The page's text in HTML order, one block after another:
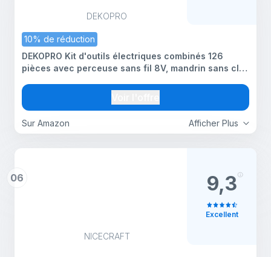
DEKOPRO
10% de réduction
Afficher Plus
Sur Amazon
DEKOPRO Kit d'outils électriques combinés 126
pièces avec perceuse sans fil 8V, mandrin sans clé
professionnels pour la maison, kits d'outils manuels
06
NICECRAFT
9,3
Excellent